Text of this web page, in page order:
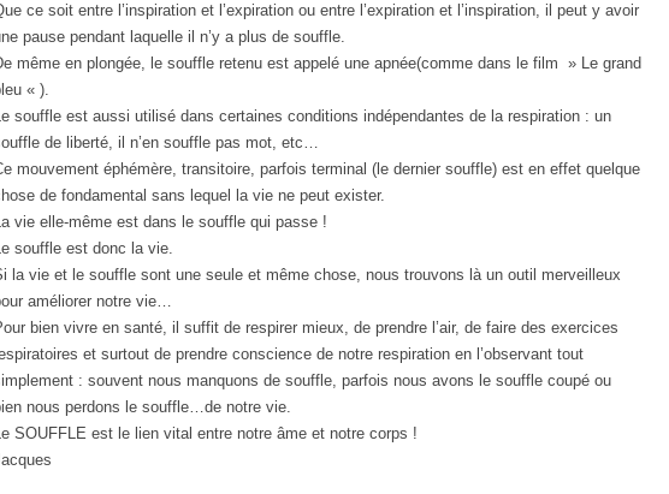
ce soit entre l’inspiration et l’expiration ou entre l’expiration et l’inspiration, il peut y avoir
pause pendant laquelle il n’y a plus de souffle.
même en plongée, le souffle retenu est appelé une apnée(comme dans le film » Le grand
« ).
souffle est aussi utilisé dans certaines conditions indépendantes de la respiration : un
de liberté, il n’en souffle pas mot, etc…
mouvement éphémère, transitoire, parfois terminal (le dernier souffle) est en effet quelque
de fondamental sans lequel la vie ne peut exister.
vie elle-même est dans le souffle qui passe !
souffle est donc la vie.
la vie et le souffle sont une seule et même chose, nous trouvons là un outil merveilleux
améliorer notre vie…
bien vivre en santé, il suffit de respirer mieux, de prendre l’air, de faire des exercices
et surtout de prendre conscience de notre respiration en l’observant tout
: souvent nous manquons de souffle, parfois nous avons le souffle coupé ou
nous perdons le souffle…de notre vie.
SOUFFLE est le lien vital entre notre âme et notre corps !